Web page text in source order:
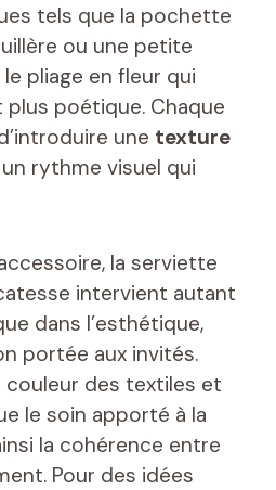
tels que la pochette
ou une petite
pliage en fleur qui
poétique. Chaque
une texture
rythme visuel qui
la serviette
intervient autant
dans l’esthétique,
portée aux invités.
couleur des textiles et
le soin apporté à la
la cohérence entre
Pour des idées